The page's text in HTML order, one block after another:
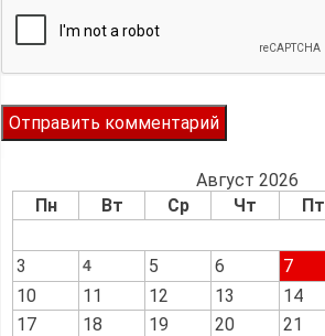
Август 2026
Пн
Вт Ср Чт Пт
3
4 5 6 7
10
11 12 13 14
17
18 19 20 21